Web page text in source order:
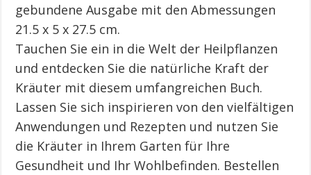
gebundene Ausgabe mit den Abmessungen
21.5 x 5 x 27.5 cm.
Tauchen Sie ein in die Welt der Heilpflanzen
und entdecken Sie die natürliche Kraft der
Kräuter mit diesem umfangreichen Buch.
Lassen Sie sich inspirieren von den vielfältigen
Anwendungen und Rezepten und nutzen Sie
die Kräuter in Ihrem Garten für Ihre
Gesundheit und Ihr Wohlbefinden. Bestellen